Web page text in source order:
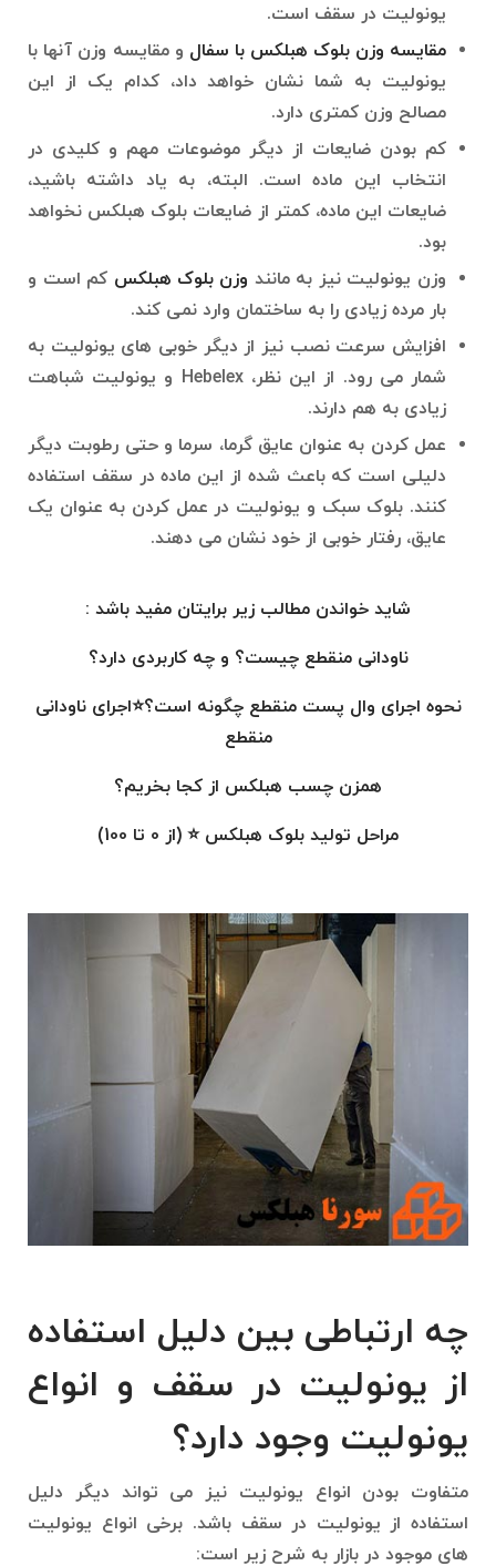
یونولیت در سقف است.
مقایسه وزن بلوک هبلکس با سفال و مقایسه وزن آنها با
یونولیت به شما نشان خواهد داد، کدام یک از این
مصالح وزن کمتری دارد.
کم بودن ضایعات از دیگر موضوعات مهم و کلیدی در
انتخاب این ماده است. البته، به یاد داشته باشید،
ضایعات این ماده، کمتر از ضایعات بلوک هبلکس نخواهد
بود.
وزن یونولیت نیز به مانند وزن بلوک هبلکس کم است و
بار مرده زیادی را به ساختمان وارد نمی کند.
افزایش سرعت نصب نیز از دیگر خوبی های یونولیت به
شمار می رود. از این نظر، Hebelex و یونولیت شباهت
زیادی به هم دارند.
عمل کردن به عنوان عایق گرما، سرما و حتی رطوبت دیگر
دلیلی است که باعث شده از این ماده در سقف استفاده
کنند. بلوک سبک و یونولیت در عمل کردن به عنوان یک
عایق، رفتار خوبی از خود نشان می دهند.
شاید خواندن مطالب زیر برایتان مفید باشد :
ناودانی منقطع چیست؟ و چه کاربردی دارد؟
نحوه اجرای وال پست منقطع چگونه است؟⭐اجرای ناودانی
منقطع
همزن چسب هبلکس از کجا بخریم؟
مراحل تولید بلوک هبلکس ⭐ (از 0 تا 100)
چه ارتباطی بین دلیل استفاده
از یونولیت در سقف و انواع
یونولیت وجود دارد؟
متفاوت بودن انواع یونولیت نیز می تواند دیگر دلیل
استفاده از یونولیت در سقف باشد. برخی انواع یونولیت
های موجود در بازار به شرح زیر است: